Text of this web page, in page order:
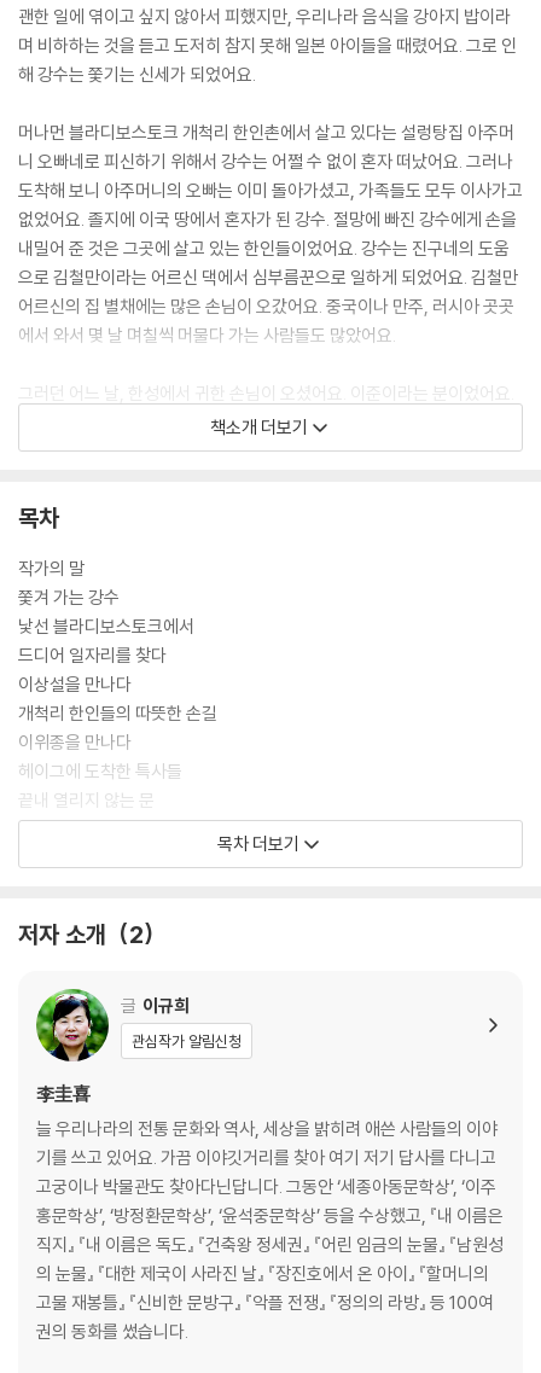
괜한 일에 엮이고 싶지 않아서 피했지만, 우리나라 음식을 강아지 밥이라
며 비하하는 것을 듣고 도저히 참지 못해 일본 아이들을 때렸어요. 그로 인
해 강수는 쫓기는 신세가 되었어요.
머나먼 블라디보스토크 개척리 한인촌에서 살고 있다는 설렁탕집 아주머
니 오빠네로 피신하기 위해서 강수는 어쩔 수 없이 혼자 떠났어요. 그러나
도착해 보니 아주머니의 오빠는 이미 돌아가셨고, 가족들도 모두 이사가고
없었어요. 졸지에 이국 땅에서 혼자가 된 강수. 절망에 빠진 강수에게 손을
내밀어 준 것은 그곳에 살고 있는 한인들이었어요. 강수는 진구네의 도움
으로 김철만이라는 어르신 댁에서 심부름꾼으로 일하게 되었어요. 김철만
어르신의 집 별채에는 많은 손님이 오갔어요. 중국이나 만주, 러시아 곳곳
에서 와서 몇 날 며칠씩 머물다 가는 사람들도 많았어요.
그러던 어느 날, 한성에서 귀한 손님이 오셨어요. 이준이라는 분이었어요.
강수는 차 시중을 들며 어른들이 은밀히 나누는 이야기를 자연스레 귀동냥
하게 되었지요. ‘을사조약’, ‘고종 황제’, ‘러시아 황제’, ‘헤이그 특사’, ‘만국
야기를 하는 어른들의 표정은 아주 심각하고 어둡기만 했어요. 강수는 무
모하고 있다는 걸 느꼈어요.
책소개 더보기
목차
작가의 말
쫓겨 가는 강수
낯선 블라디보스토크에서
드디어 일자리를 찾다
이상설을 만나다
개척리 한인들의 따뜻한 손길
이위종을 만나다
헤이그에 도착한 특사들
끝내 열리지 않는 문
제4의 특사 헐버트, 헤이그에 오다
목차 더보기
저자 소개 2
글 이규희
관심작가 알림신청
李圭喜
늘 우리나라의 전통 문화와 역사, 세상을 밝히려 애쓴 사람들의 이야
기를 쓰고 있어요. 가끔 이야깃거리를 찾아 여기 저기 답사를 다니고
고궁이나 박물관도 찾아다닌답니다. 그동안 ‘세종아동문학상’, ‘이주
홍문학상’, ‘방정환문학상’, ‘윤석중문학상’ 등을 수상했고, 『내 이름은
직지』 『내 이름은 독도』 『건축왕 정세권』 『어린 임금의 눈물』 『남원성
의 눈물』 『대한 제국이 사라진 날』 『장진호에서 온 아이』 『할머니의
고물 재봉틀』 『신비한 문방구』 『악플 전쟁』 『정의의 라방』 등 100여
권의 동화를 썼습니다.